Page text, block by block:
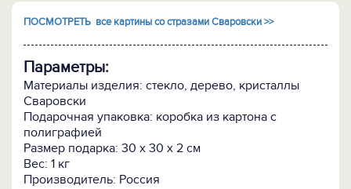
ПОСМОТРЕТЬ все картины со стразами Сваровски >>
Параметры:
Материалы изделия: стекло, дерево, кристаллы
Сваровски
Подарочная упаковка: коробка из картона с
полиграфией
Размер подарка: 30 х 30 х 2 см
Вес: 1 кг
Производитель: Россия